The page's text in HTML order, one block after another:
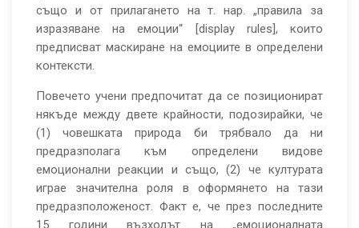
също и от прилагането на т. нар. „правила за
изразяване на емоции“ [display rules], които
предписват маскиране на емоциите в определени
контексти.
Повечето учени предпочитат да се позиционират
някъде между двете крайности, подозирайки, че
(1) човешката природа би трябвало да ни
предразполага към определени видове
емоционални реакции и също, (2) че културата
играе значителна роля в оформянето на тази
предразположеност. Факт е, че през последните
15 години възходът на „емоционалната